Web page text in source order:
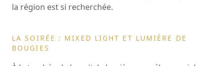
la région est si recherchée.
LA SOIRÉE : MIXED LIGHT ET LUMIÈRE DE
BOUGIES